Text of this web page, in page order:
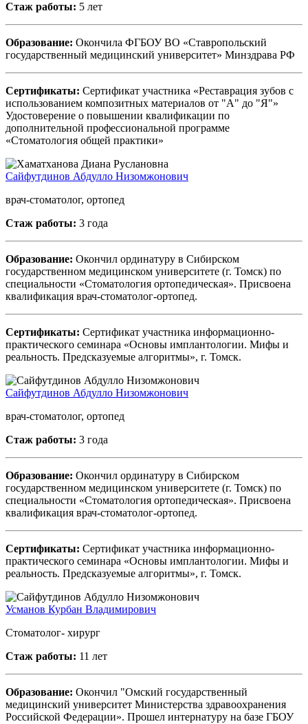
Стаж работы: 5 лет
Образование: Окончила ФГБОУ ВО «Ставропольский
государственный медицинский университет» Минздрава РФ
Сертификаты: Сертификат участника «Реставрация зубов с
использованием композитных материалов от "А" до "Я"»
Удостоверение о повышении квалификации по
дополнительной профессиональной программе
«Стоматология общей практики»
Сайфутдинов Абдулло Низомжонович
врач-стоматолог, ортопед
Стаж работы: 3 года
Образование: Окончил ординатуру в Сибирском
государственном медицинском университете (г. Томск) по
специальности «Стоматология ортопедическая». Присвоена
квалификация врач-стоматолог-ортопед.
Сертификаты: Сертификат участника информационно-
практического семинара «Основы имплантологии. Мифы и
реальность. Предсказуемые алгоритмы», г. Томск.
Сайфутдинов Абдулло Низомжонович
врач-стоматолог, ортопед
Стаж работы: 3 года
Образование: Окончил ординатуру в Сибирском
государственном медицинском университете (г. Томск) по
специальности «Стоматология ортопедическая». Присвоена
квалификация врач-стоматолог-ортопед.
Сертификаты: Сертификат участника информационно-
практического семинара «Основы имплантологии. Мифы и
реальность. Предсказуемые алгоритмы», г. Томск.
Усманов Курбан Владимирович
Стоматолог- хирург
Стаж работы: 11 лет
Образование: Окончил "Омский государственный
медицинский университет Министерства здравоохранения
Российской Федерации». Прошел интернатуру на базе ГБОУ